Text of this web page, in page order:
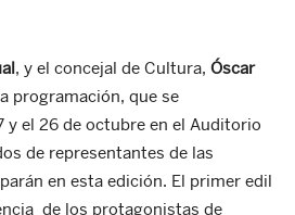
, y el concejal de Cultura, Óscar
programación, que se
y el 26 de octubre en el Auditorio
de representantes de las
en esta edición. El primer edil
de los protagonistas de